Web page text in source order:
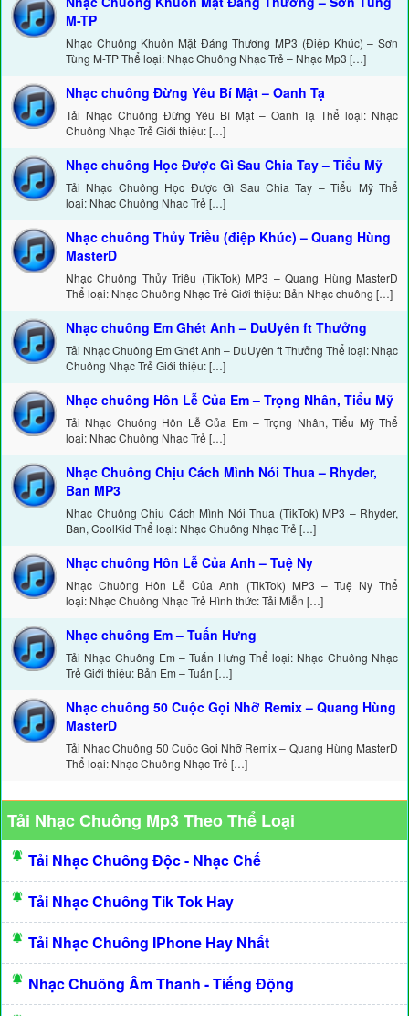
M-TP
Nhạc Chuông Khuôn Mặt Đáng Thương MP3 (Điệp Khúc) – Sơn
Tùng M-TP Thể loại: Nhạc Chuông Nhạc Trẻ – Nhạc Mp3 […]
Nhạc chuông Đừng Yêu Bí Mật – Oanh Tạ
Tải Nhạc Chuông Đừng Yêu Bí Mật – Oanh Tạ Thể loại: Nhạc
Chuông Nhạc Trẻ Giới thiệu: […]
Nhạc chuông Học Được Gì Sau Chia Tay – Tiểu Mỹ
Tải Nhạc Chuông Học Được Gì Sau Chia Tay – Tiểu Mỹ Thể
loại: Nhạc Chuông Nhạc Trẻ […]
Nhạc chuông Thủy Triều (điệp Khúc) – Quang Hùng
MasterD
Nhạc Chuông Thủy Triều (TikTok) MP3 – Quang Hùng MasterD
Thể loại: Nhạc Chuông Nhạc Trẻ Giới thiệu: Bản Nhạc chuông […]
Nhạc chuông Em Ghét Anh – DuUyên ft Thưởng
Tải Nhạc Chuông Em Ghét Anh – DuUyên ft Thưởng Thể loại: Nhạc
Chuông Nhạc Trẻ Giới thiệu: […]
Nhạc chuông Hôn Lễ Của Em – Trọng Nhân, Tiểu Mỹ
Tải Nhạc Chuông Hôn Lễ Của Em – Trọng Nhân, Tiểu Mỹ Thể
loại: Nhạc Chuông Nhạc Trẻ […]
Nhạc Chuông Chịu Cách Mình Nói Thua – Rhyder,
Ban MP3
Nhạc Chuông Chịu Cách Mình Nói Thua (TikTok) MP3 – Rhyder,
Ban, CoolKid Thể loại: Nhạc Chuông Nhạc Trẻ […]
Nhạc chuông Hôn Lễ Của Anh – Tuệ Ny
Nhạc Chuông Hôn Lễ Của Anh (TikTok) MP3 – Tuệ Ny Thể
loại: Nhạc Chuông Nhạc Trẻ Hình thức: Tải Miễn […]
Nhạc chuông Em – Tuấn Hưng
Tải Nhạc Chuông Em – Tuấn Hưng Thể loại: Nhạc Chuông Nhạc
Trẻ Giới thiệu: Bản Em – Tuấn […]
Nhạc chuông 50 Cuộc Gọi Nhỡ Remix – Quang Hùng
MasterD
Tải Nhạc Chuông 50 Cuộc Gọi Nhỡ Remix – Quang Hùng MasterD
Thể loại: Nhạc Chuông Nhạc Trẻ […]
Tải Nhạc Chuông Mp3 Theo Thể Loại
Tải Nhạc Chuông Độc - Nhạc Chế
Tải Nhạc Chuông Tik Tok Hay
Tải Nhạc Chuông IPhone Hay Nhất
Nhạc Chuông Âm Thanh - Tiếng Động